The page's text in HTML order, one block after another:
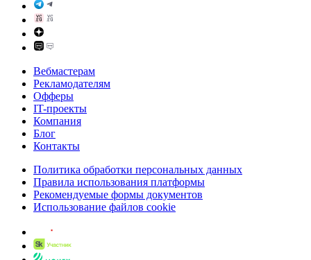
Вебмастерам
Рекламодателям
Офферы
IT-проекты
Компания
Блог
Контакты
Политика обработки персональных данных
Правила использования платформы
Рекомендуемые формы документов
Использование файлов cookie